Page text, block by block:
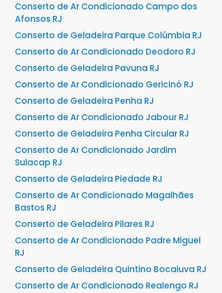
Conserto de Ar Condicionado Campo dos
Afonsos RJ
Conserto de Geladeira Parque Colúmbia RJ
Conserto de Ar Condicionado Deodoro RJ
Conserto de Geladeira Pavuna RJ
Conserto de Ar Condicionado Gericinó RJ
Conserto de Geladeira Penha RJ
Conserto de Ar Condicionado Jabour RJ
Conserto de Geladeira Penha Circular RJ
Conserto de Ar Condicionado Jardim
Sulacap RJ
Conserto de Geladeira Piedade RJ
Conserto de Ar Condicionado Magalhães
Bastos RJ
Conserto de Geladeira Pilares RJ
Conserto de Ar Condicionado Padre Miguel
RJ
Conserto de Geladeira Quintino Bocaiuva RJ
Conserto de Ar Condicionado Realengo RJ